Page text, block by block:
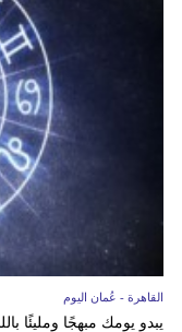
القاهرة - عُمان اليوم
يبدو يومك مبهجًا ومليئًا